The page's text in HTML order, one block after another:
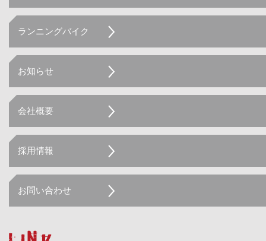
ランニングバイク
お知らせ
会社概要
採用情報
お問い合わせ